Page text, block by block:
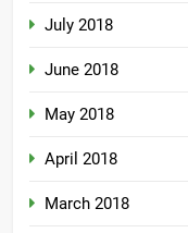
July 2018
June 2018
May 2018
April 2018
March 2018